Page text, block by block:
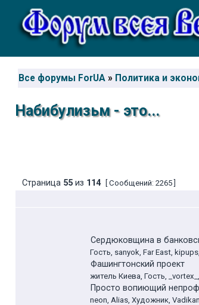
Все форумы ForUA » Политика и
Набибулизьм - это...
Страница 55 из 114 [ Сообщений: 2265 ]
Сердюковщина в
Гость, sanyok, Far East,
Фашингтонский проект
житель Киева, Гость,
Просто вопиющий
neon, Alias, Художник,